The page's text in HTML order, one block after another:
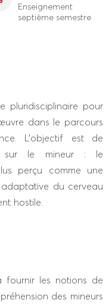
Enseignement
septième semestre
pluridisciplinaire pour
dans le parcours
L'objectif est de
sur le mineur : le
perçu comme une
du cerveau
hostile.
fournir les notions de
des mineurs